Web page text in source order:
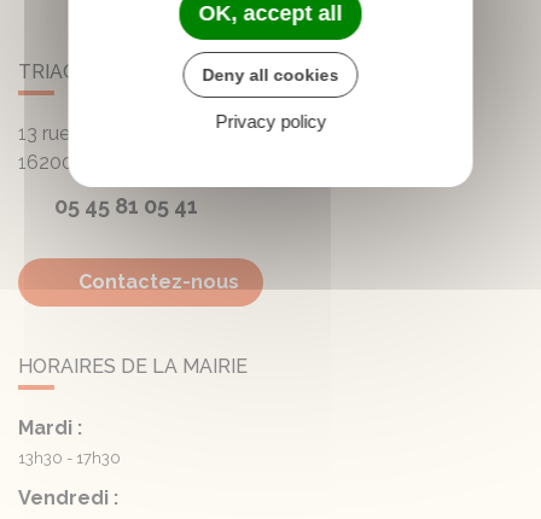
TRIAC-LAUTRAIT
13 rue de la Mairie - Lautrait
16200
05 45 81 05 41
Contactez-nous
HORAIRES DE LA MAIRIE
Mardi :
13h30 - 17h30
Vendredi :
OK, accept all
Deny all cookies
Privacy policy